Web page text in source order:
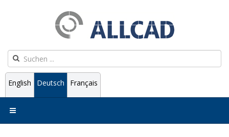
English Deutsch Français